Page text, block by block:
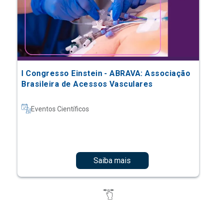
I Congresso Einstein - ABRAVA: Associação
Brasileira de Acessos Vasculares
Eventos Científicos
Saiba mais